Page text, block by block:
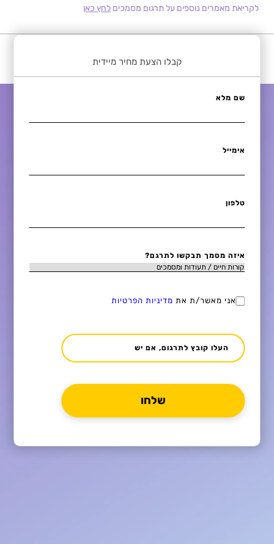
לקריאת מאמרים נוספים על תרגום מסמכים לחץ כאן
קבלו הצעת מחיר מיידית
שם מלא
אימייל
טלפון
איזה מסמך תבקשו לתרגם?
אני מאשר/ת את מדיניות הפרטיות
העלו קובץ לתרגום, אם יש